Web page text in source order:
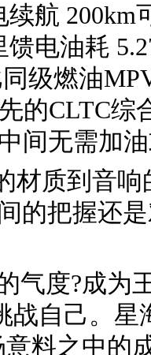
续航
馈电油耗
级燃油
的CLTC
间无需加
材质到音
的把握还
气度?成为
战自己。星
料之中的